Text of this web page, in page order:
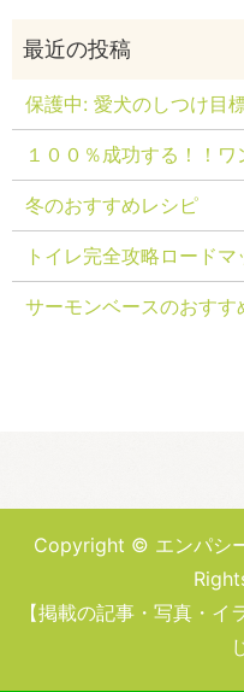
保護中: 愛犬のしつけ目
１００％成功する！！
冬のおすすめレシピ
トイレ完全攻略ロードマ
サーモンベースのおすす
Copyright © エンパシ
【掲載の記事・写真・